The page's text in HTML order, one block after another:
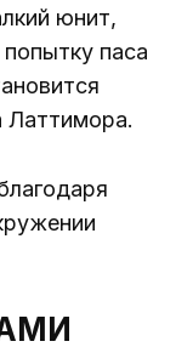
юнит,
паса